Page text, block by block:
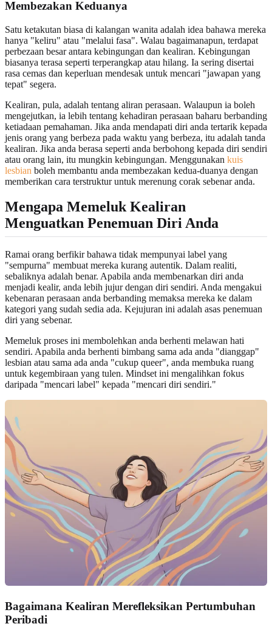
Membezakan Keduanya
Satu ketakutan biasa di kalangan wanita adalah idea bahawa mereka
hanya "keliru" atau "melalui fasa". Walau bagaimanapun, terdapat
perbezaan besar antara kebingungan dan kealiran. Kebingungan
biasanya terasa seperti terperangkap atau hilang. Ia sering disertai
rasa cemas dan keperluan mendesak untuk mencari "jawapan yang
tepat" segera.
Kealiran, pula, adalah tentang aliran perasaan. Walaupun ia boleh
mengejutkan, ia lebih tentang kehadiran perasaan baharu berbanding
ketiadaan pemahaman. Jika anda mendapati diri anda tertarik kepada
jenis orang yang berbeza pada waktu yang berbeza, itu adalah tanda
kealiran. Jika anda berasa seperti anda berbohong kepada diri sendiri
atau orang lain, itu mungkin kebingungan. Menggunakan kuis
lesbian boleh membantu anda membezakan kedua-duanya dengan
memberikan cara terstruktur untuk merenung corak sebenar anda.
Mengapa Memeluk Kealiran
Menguatkan Penemuan Diri Anda
Ramai orang berfikir bahawa tidak mempunyai label yang
"sempurna" membuat mereka kurang autentik. Dalam realiti,
sebaliknya adalah benar. Apabila anda membenarkan diri anda
menjadi kealir, anda lebih jujur dengan diri sendiri. Anda mengakui
kebenaran perasaan anda berbanding memaksa mereka ke dalam
kategori yang sudah sedia ada. Kejujuran ini adalah asas penemuan
diri yang sebenar.
Memeluk proses ini membolehkan anda berhenti melawan hati
sendiri. Apabila anda berhenti bimbang sama ada anda "dianggap"
lesbian atau sama ada anda "cukup queer", anda membuka ruang
untuk kegembiraan yang tulen. Mindset ini mengalihkan fokus
daripada "mencari label" kepada "mencari diri sendiri."
Bagaimana Kealiran Merefleksikan Pertumbuhan
Peribadi